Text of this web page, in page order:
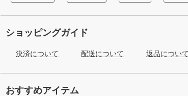
ショッピングガイド
決済について 配送について 返品について
おすすめアイテム